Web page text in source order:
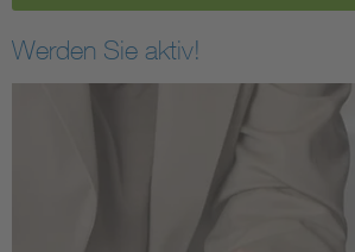
Werden Sie aktiv!